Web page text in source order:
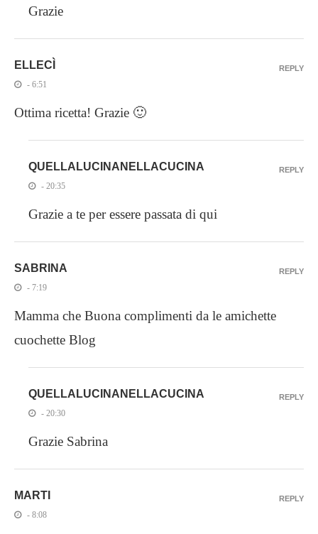
Grazie
ELLECÌ
- 6:51
Ottima ricetta! Grazie 🙂
REPLY
QUELLALUCINANELLACUCINA
- 20:35
Grazie a te per essere passata di qui
REPLY
SABRINA
- 7:19
Mamma che Buona complimenti da le amichette
cuochette Blog
REPLY
QUELLALUCINANELLACUCINA
- 20:30
Grazie Sabrina
REPLY
MARTI
- 8:08
REPLY